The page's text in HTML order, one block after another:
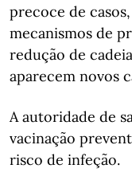
precoce de
mecanismos de
redução de
aparecem novos
A autoridade de
vacinação
risco de infeção.